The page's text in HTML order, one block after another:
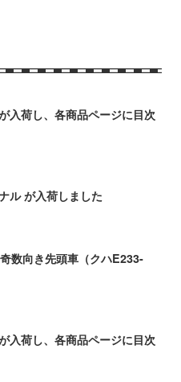
入荷し、各商品ページに目次
ル が入荷しました
数向き先頭車（クハE233-
入荷し、各商品ページに目次